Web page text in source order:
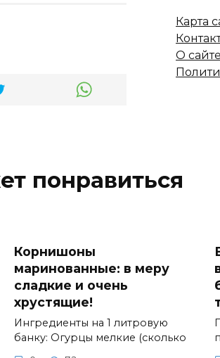
Карта
О сайте
понравиться
Корнишоны
маринованные: в меру
сладкие и очень
хрустящие!
Ингредиенты на 1 литровую
банку: Огурцы мелкие (сколько